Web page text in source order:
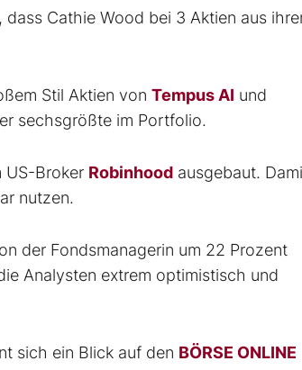
Cathie Wood bei 3 Aktien aus
Stil Aktien von Tempus AI und
sechsgrößte im Portfolio.
US-Broker Robinhood ausgebaut.
nutzen.
der Fondsmanagerin um 22 Prozent
Analysten extrem optimistisch und
sich ein Blick auf den BÖRSE ONLINE